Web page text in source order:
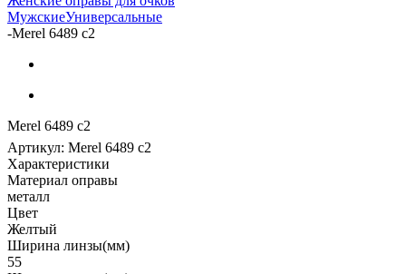
МужскиеУниверсальные
-Merel 6489 с2
Merel 6489 с2
Артикул: Merel 6489 с2
Характеристики
Материал оправы
металл
Цвет
Желтый
Ширина линзы(мм)
55